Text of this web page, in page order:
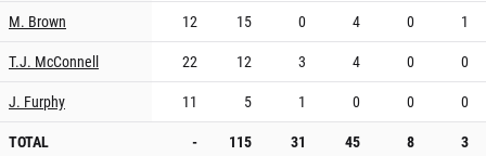
M. Brown
12 15 0 4 0
1
T.J. McConnell
22 12 3 4 0
0
J. Furphy
11 5 1 0 0
0
TOTAL
- 115 31 45 8 3